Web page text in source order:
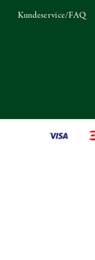
Kundeservice/FAQ